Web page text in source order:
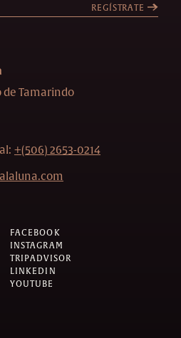
REGÍSTRATE
de Tamarindo
+(506) 2653-0214
FACEBOOK
INSTAGRAM
TRIPADVISOR
LINKEDIN
YOUTUBE